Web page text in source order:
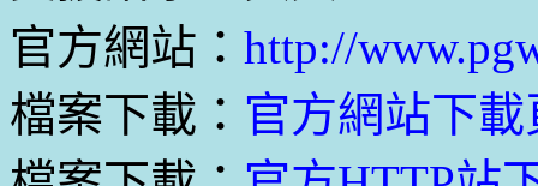
官方網站： http://
檔案下載： 官方網站下載